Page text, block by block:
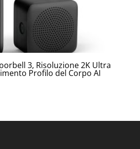
3, Risoluzione 2K Ultra
Profilo del Corpo AI